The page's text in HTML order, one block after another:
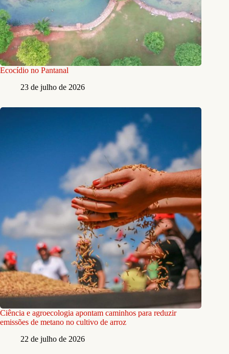
Ecocídio no Pantanal
23 de julho de 2026
Ciência e agroecologia apontam caminhos para reduzir
emissões de metano no cultivo de arroz
22 de julho de 2026